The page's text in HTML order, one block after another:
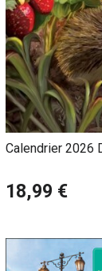
Calendrier 2026
18,99 €